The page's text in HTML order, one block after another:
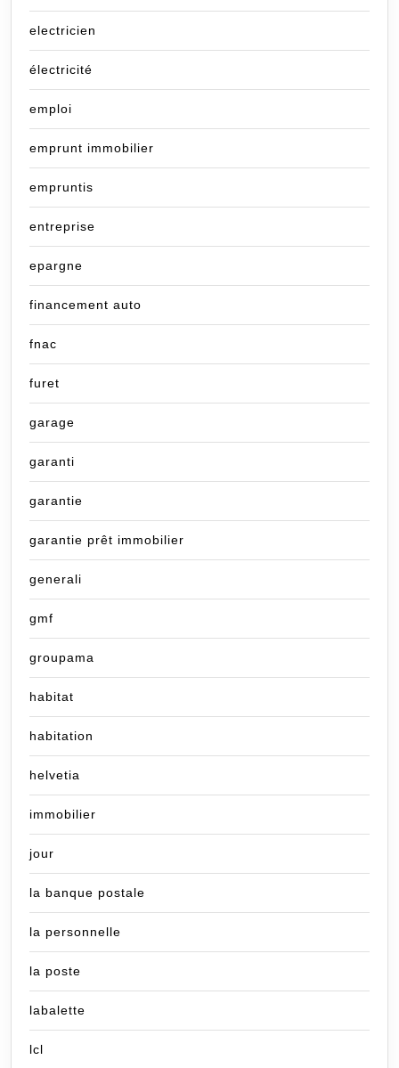
electricien
électricité
emploi
emprunt immobilier
empruntis
entreprise
epargne
financement auto
fnac
furet
garage
garanti
garantie
garantie prêt immobilier
generali
gmf
groupama
habitat
habitation
helvetia
immobilier
jour
la banque postale
la personnelle
la poste
labalette
lcl